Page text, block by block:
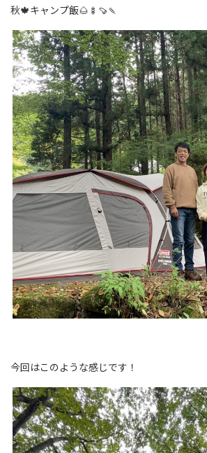
秋🍁キャンプ飯🌰🍢🍠🍡
今回はこのような感じです！